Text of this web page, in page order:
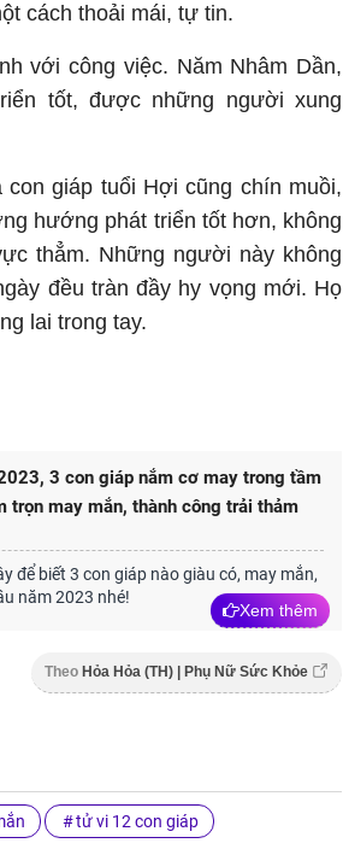
cách thoải mái, tự tin.
với công việc. Năm Nhâm Dần,
tốt, được những người xung
giáp tuổi Hợi cũng chín muồi,
hướng phát triển tốt hơn, không
thẳm. Những người này không
đều tràn đầy hy vọng mới. Họ
lai trong tay.
3 con giáp nắm cơ may trong tầm
trọn may mắn, thành công trải thảm
để biết 3 con giáp nào giàu có, may mắn,
năm 2023 nhé!
Xem thêm
Theo Hỏa Hỏa (TH) | Phụ Nữ Sức Khỏe
tử vi 12 con giáp